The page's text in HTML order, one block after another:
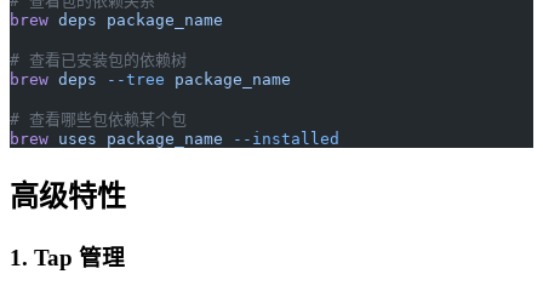
brew deps package_name
# 查看已安装包的依赖树
brew deps --tree package_name
# 查看哪些包依赖某个包
brew uses package_name --installed
高级特性
1. Tap 管理